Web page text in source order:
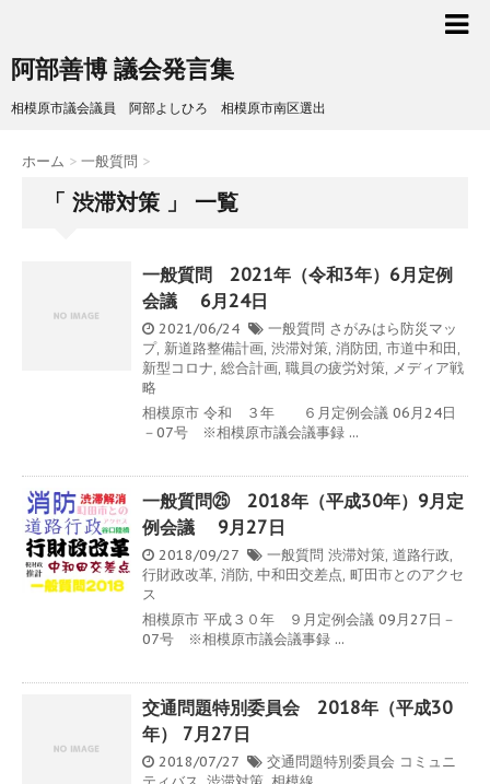
阿部善博 議会発言集
相模原市議会議員 阿部よしひろ 相模原市南区選出
ホーム > 一般質問 >
「 渋滞対策 」 一覧
一般質問 2021年（令和3年）6月定例
会議 6月24日
2021/06/24 一般質問 さがみはら防災マッ
プ, 新道路整備計画, 渋滞対策, 消防団, 市道中和田,
新型コロナ, 総合計画, 職員の疲労対策, メディア戦
略
相模原市 令和 ３年 ６月定例会議 06月24日
－07号 ※相模原市議会議事録 ...
一般質問㉕ 2018年（平成30年）9月定
例会議 9月27日
2018/09/27 一般質問 渋滞対策, 道路行政,
行財政改革, 消防, 中和田交差点, 町田市とのアクセ
ス
相模原市 平成３０年 ９月定例会議 09月27日－
07号 ※相模原市議会議事録 ...
交通問題特別委員会 2018年（平成30
年） 7月27日
2018/07/27 交通問題特別委員会 コミュニ